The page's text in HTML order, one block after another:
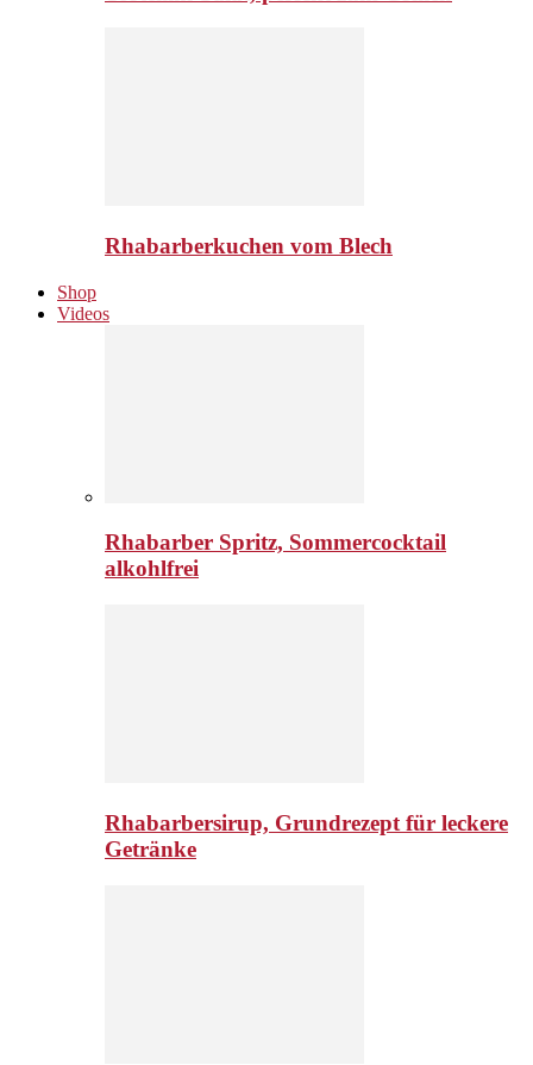
Rhabarberkuchen vom Blech
Shop
Videos
Rhabarber Spritz, Sommercocktail
alkohlfrei
Rhabarbersirup, Grundrezept für leckere
Getränke